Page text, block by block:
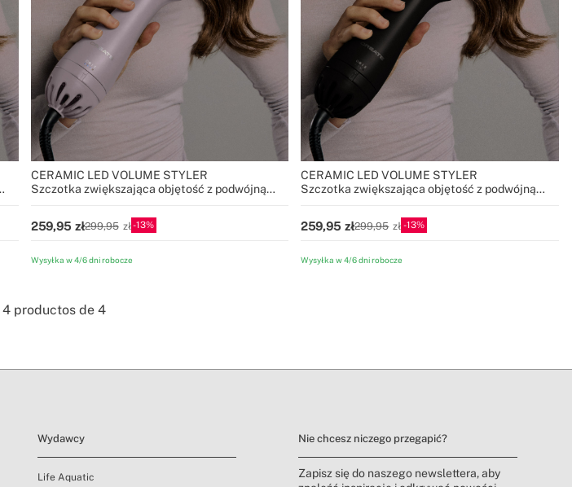
CERAMIC LED VOLUME STYLER
Szczotka zwiększająca objętość z podwójną
259,95
299,95 13
Wysyłka w 4/6 dni robocze
CERAMIC LED VOLUME STYLER
Szczotka zwiększająca objętość z podwójną
259,95
299,95 13
Wysyłka w 4/6 dni robocze
4productos de 4
Wydawcy
Life Aquatic
Nie chcesz niczego przegapić?
Zapisz się do naszego newslettera, aby